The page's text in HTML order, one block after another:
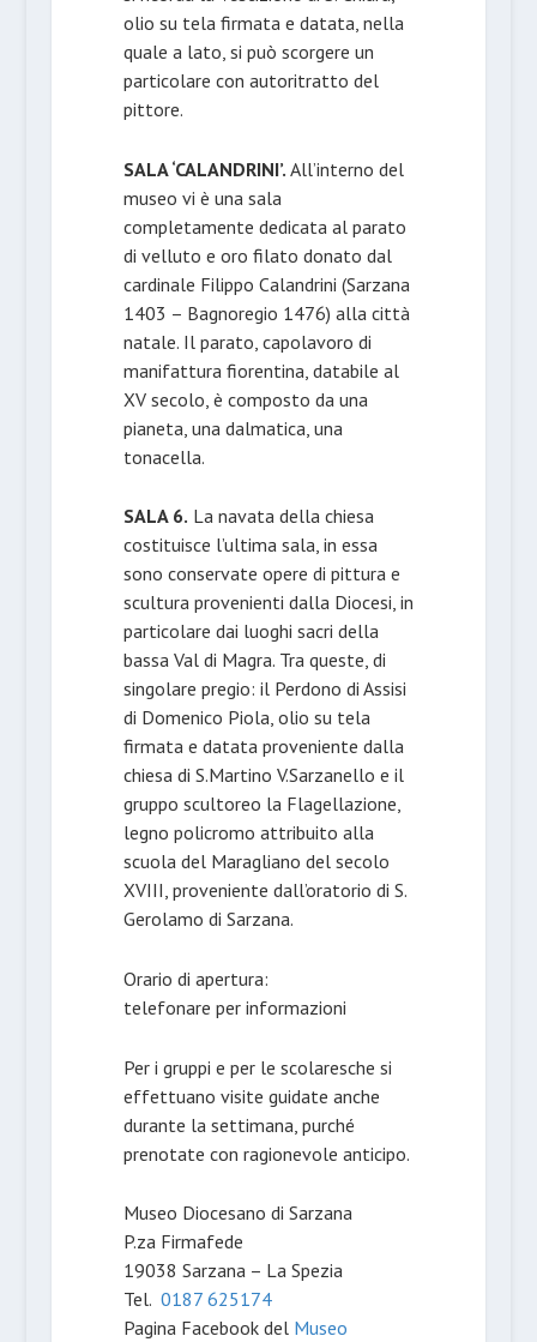
olio su tela firmata e datata, nella
quale a lato, si può scorgere un
particolare con autoritratto del
pittore.
SALA ‘CALANDRINI’. All’interno del
museo vi è una sala
completamente dedicata al parato
di velluto e oro filato donato dal
cardinale Filippo Calandrini (Sarzana
1403 – Bagnoregio 1476) alla città
natale. Il parato, capolavoro di
manifattura fiorentina, databile al
XV secolo, è composto da una
pianeta, una dalmatica, una
tonacella.
SALA 6. La navata della chiesa
costituisce l’ultima sala, in essa
sono conservate opere di pittura e
scultura provenienti dalla Diocesi, in
particolare dai luoghi sacri della
bassa Val di Magra. Tra queste, di
singolare pregio: il Perdono di Assisi
di Domenico Piola, olio su tela
firmata e datata proveniente dalla
chiesa di S.Martino V.Sarzanello e il
gruppo scultoreo la Flagellazione,
legno policromo attribuito alla
scuola del Maragliano del secolo
XVIII, proveniente dall’oratorio di S.
Gerolamo di Sarzana.
Orario di apertura:
telefonare per informazioni
Per i gruppi e per le scolaresche si
effettuano visite guidate anche
durante la settimana, purché
prenotate con ragionevole anticipo.
Museo Diocesano di Sarzana
P.za Firmafede
19038 Sarzana – La Spezia
Tel. 0187 625174
Pagina Facebook del Museo